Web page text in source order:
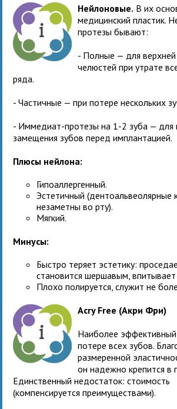
Нейлоновые. В их
медицинский пластик.
протезы бывают:
- Полные — для
челюстей при утрате
ряда.
- Частичные — при потере нескольких
- Иммедиат-протезы на 1-2 зуба — для
замещения зубов перед имплантацией.
Плюсы нейлона:
Гипоаллергенный.
Эстетичный (дентоальвеолярные
незаметны во рту).
Мягкий.
Минусы:
Быстро теряет эстетику:
становится шершавым, впитывает
Плохо полируется, служит не
Acry Free (Акри Фри)
Наиболее
потере всех зубов.
размеренной
он надежно крепится в
Единственный недостаток: стоимость
(компенсируется преимуществами).